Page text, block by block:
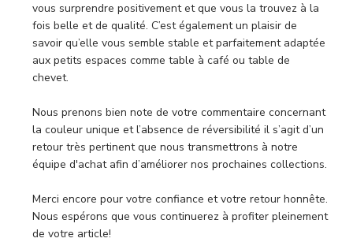
vous surprendre positivement et que vous la trouvez à la
fois belle et de qualité. C’est également un plaisir de
savoir qu’elle vous semble stable et parfaitement adaptée
aux petits espaces comme table à café ou table de
chevet.
Nous prenons bien note de votre commentaire concernant
la couleur unique et l’absence de réversibilité il s’agit d’un
retour très pertinent que nous transmettrons à notre
équipe d'achat afin d’améliorer nos prochaines collections.
Merci encore pour votre confiance et votre retour honnête.
Nous espérons que vous continuerez à profiter pleinement
de votre article!